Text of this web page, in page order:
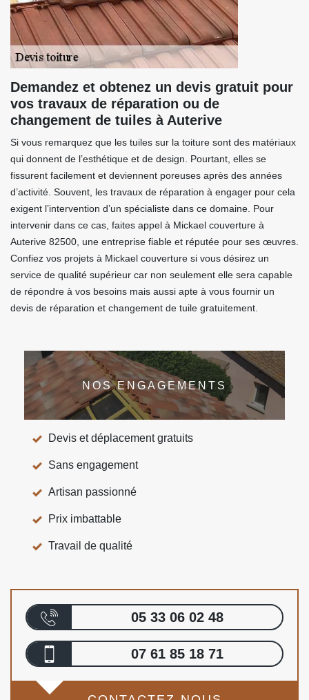
Demandez et obtenez un devis gratuit pour
vos travaux de réparation ou de
changement de tuiles à Auterive
Si vous remarquez que les tuiles sur la toiture sont des matériaux
qui donnent de l’esthétique et de design. Pourtant, elles se
fissurent facilement et deviennent poreuses après des années
d’activité. Souvent, les travaux de réparation à engager pour cela
exigent l’intervention d’un spécialiste dans ce domaine. Pour
intervenir dans ce cas, faites appel à Mickael couverture à
Auterive 82500, une entreprise fiable et réputée pour ses œuvres.
Confiez vos projets à Mickael couverture si vous désirez un
service de qualité supérieur car non seulement elle sera capable
de répondre à vos besoins mais aussi apte à vous fournir un
devis de réparation et changement de tuile gratuitement.
NOS ENGAGEMENTS
Devis et déplacement gratuits
Sans engagement
Artisan passionné
Prix imbattable
Travail de qualité
05 33 06 02 48
07 61 85 18 71